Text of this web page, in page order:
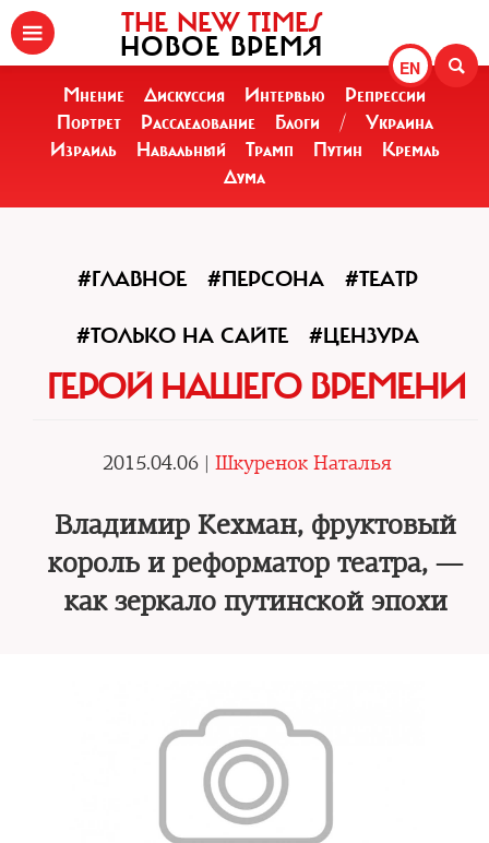
EN
THE NEW TIMES
НОВОЕ ВРЕМЯ
Мнение Дискуссия Интервью
Репрессии
Портрет
Расследование Блоги /
Украина
Израиль
Навальный Трамп Путин
Кремль
Дума
#ГЛАВНОЕ #ПЕРСОНА #ТЕАТР
#ТОЛЬКО НА САЙТЕ #ЦЕНЗУРА
ГЕРОЙ НАШЕГО ВРЕМЕНИ
2015.04.06 | Шкуренок Наталья
Владимир Кехман, фруктовый
король и реформатор театра, —
как зеркало путинской эпохи